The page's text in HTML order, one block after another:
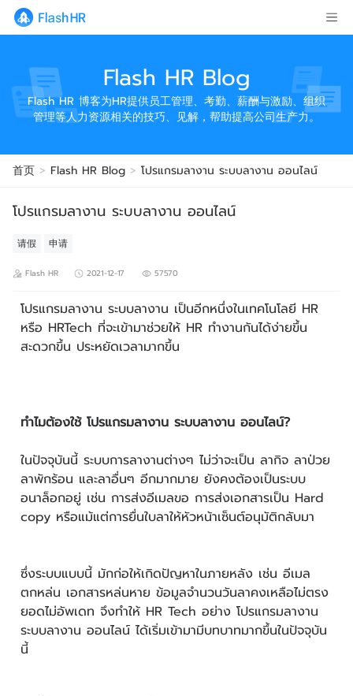
Flash HR Blog
Flash HR 博客为HR提供员工管理、考勤、薪酬与激励、组织
管理等人力资源相关的技巧、见解，帮助提高公司生产力。
首页 > Flash HR Blog > โปรแกรมลางาน ระบบลางาน ออนไลน์
โปรแกรมลางาน ระบบลางาน ออนไลน์
请假 申请
Flash HR 2021-12-17 57570
โปรแกรมลางาน ระบบลางาน เป็นอีกหนึ่งในเทคโนโลยี HR
หรือ HRTech ที่จะเข้ามาช่วยให้ HR ทำงานกันได้ง่ายขึ้น
สะดวกขึ้น ประหยัดเวลามากขึ้น
ทำไมต้องใช้ โปรแกรมลางาน ระบบลางาน ออนไลน์?
ในปัจจุบันนี้ ระบบการลางานต่างๆ ไม่ว่าจะเป็น ลากิจ ลาป่วย
ลาพักร้อน และลาอื่นๆ อีกมากมาย ยังคงต้องเป็นระบบ
อนาล็อกอยู่ เช่น การส่งอีเมลขอ การส่งเอกสารเป็น Hard
copy หรือแม้แต่การยื่นใบลาให้หัวหน้าเซ็นต์อนุมัติกลับมา
ซึ่งระบบแบบนี้ มักก่อให้เกิดปัญหาในภายหลัง เช่น อีเมล
ตกหล่น เอกสารหล่นหาย ข้อมูลจำนวนวันลาคงเหลือไม่ตรง
ยอดไม่อัพเดท จึงทำให้ HR Tech อย่าง โปรแกรมลางาน
ระบบลางาน ออนไลน์ ได้เริ่มเข้ามามีบทบาทมากขึ้นในปัจจุบัน
นี้